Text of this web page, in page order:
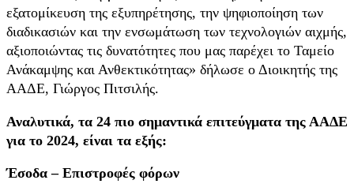
εξατομίκευση της εξυπηρέτησης, την ψηφιοποίηση των
διαδικασιών και την ενσωμάτωση των τεχνολογιών αιχμής,
αξιοποιώντας τις δυνατότητες που μας παρέχει το Ταμείο
Ανάκαμψης και Ανθεκτικότητας» δήλωσε ο Διοικητής της
ΑΑΔΕ, Γιώργος Πιτσιλής.
Αναλυτικά, τα 24 πιο σημαντικά επιτεύγματα της ΑΑΔΕ
για το 2024, είναι τα εξής:
Έσοδα – Επιστροφές φόρων